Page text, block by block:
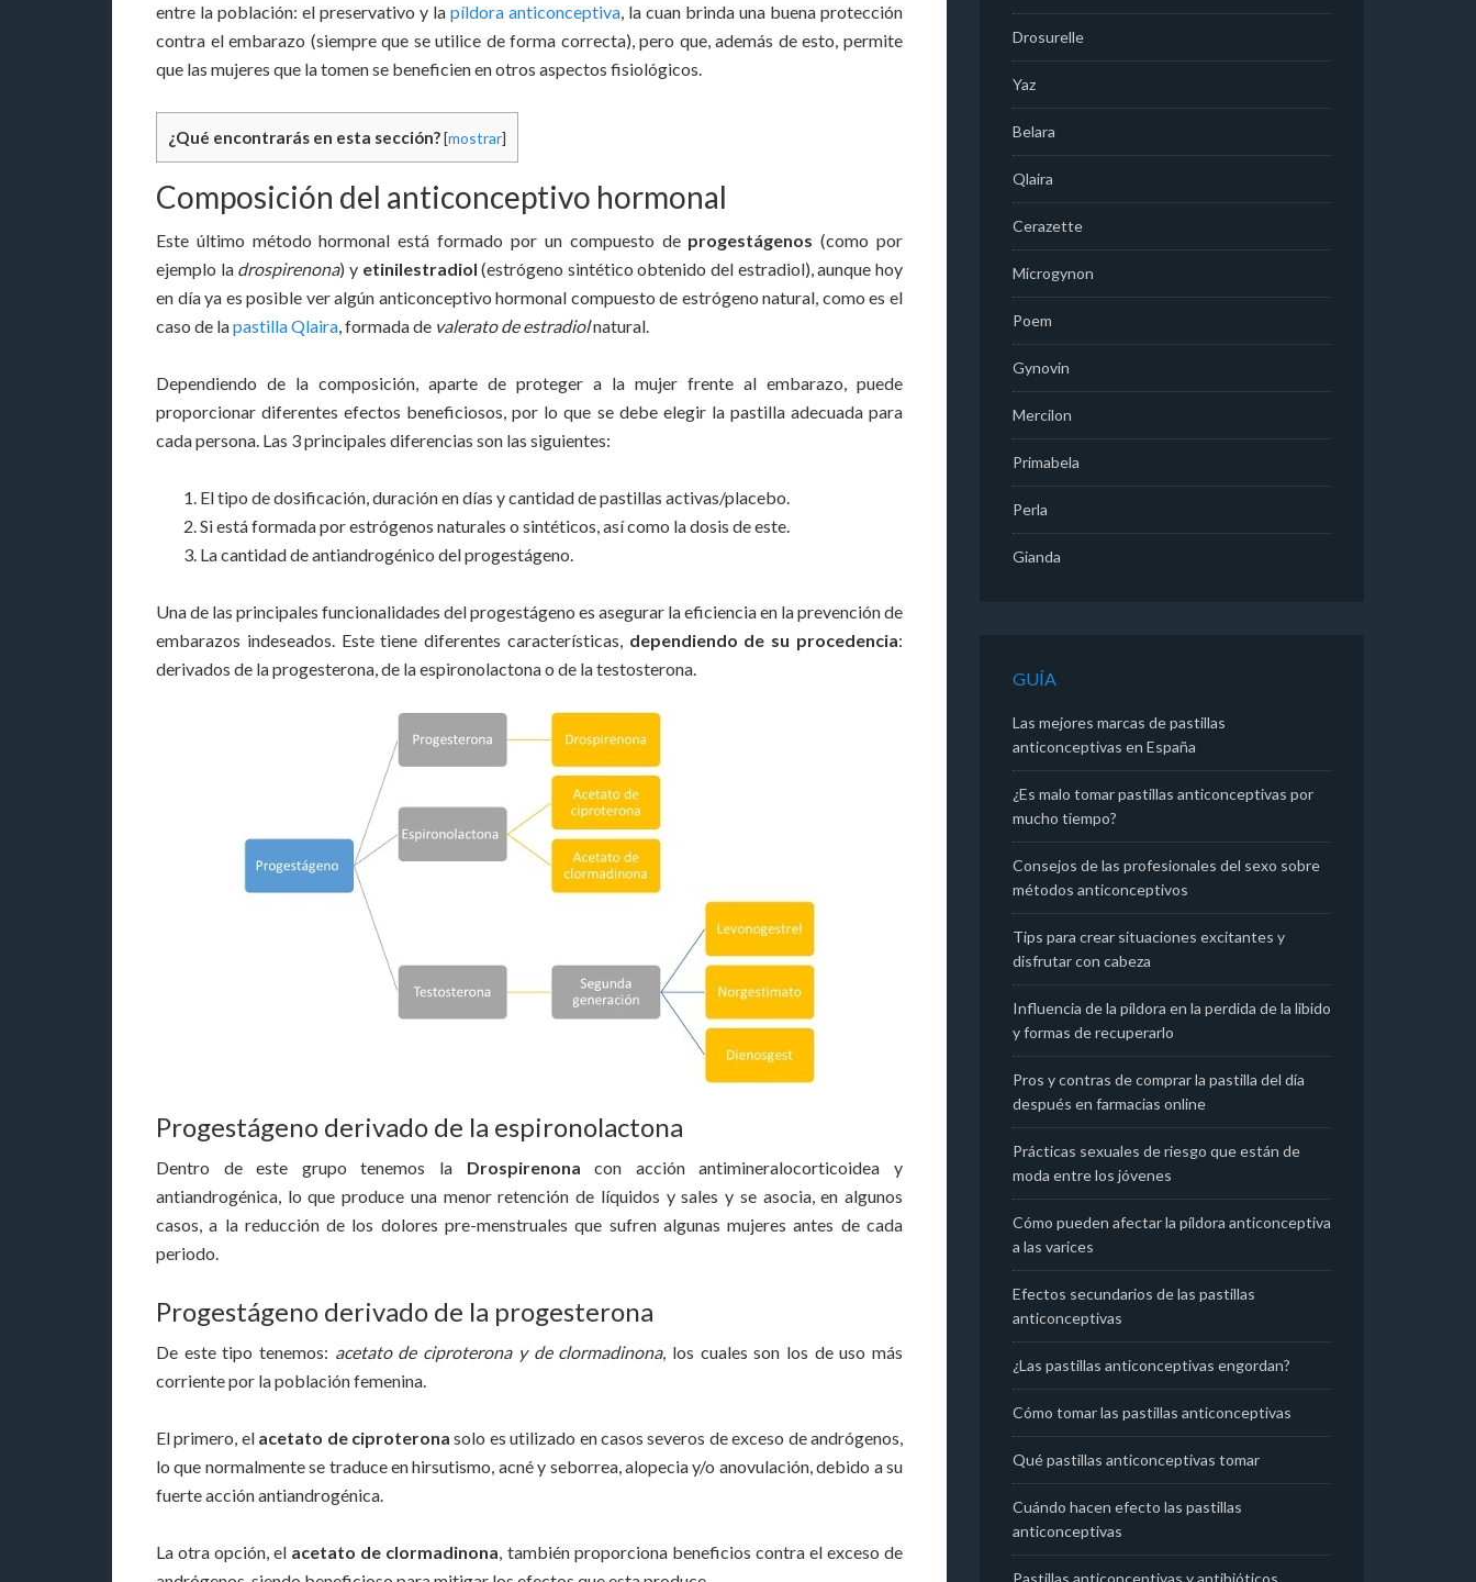
entre la población: el preservativo y la píldora anticonceptiva, la cuan brinda una buena protección
contra el embarazo (siempre que se utilice de forma correcta), pero que, además de esto, permite
que las mujeres que la tomen se beneficien en otros aspectos fisiológicos.
¿Qué encontrarás en esta sección?[mostrar]
Composición del anticonceptivo hormonal
Este último método hormonal está formado por un compuesto de progestágenos (como por
ejemplo la drospirenona) y etinilestradiol (estrógeno sintético obtenido del estradiol), aunque hoy
en día ya es posible ver algún anticonceptivo hormonal compuesto de estrógeno natural, como es el
caso de lapastilla Qlaira, formada de valerato de estradiolnatural.
Dependiendo de la composición, aparte de proteger a la mujer frente al embarazo, puede
proporcionar diferentes efectos beneficiosos, por lo que se debe elegir la pastilla adecuada para
cada persona. Las 3 principales diferencias son las siguientes:
El tipo de dosificación, duración en días y cantidad de pastillas activas/placebo.
Si está formada por estrógenos naturales o sintéticos, así como la dosis de este.
La cantidad de antiandrogénico del progestágeno.
Una de las principales funcionalidades del progestágeno es asegurar la eficiencia en la prevención de
embarazos indeseados. Este tiene diferentes características,dependiendo de su procedencia:
derivados de la progesterona, de la espironolactona o de la testosterona.
Progestágeno derivado de la espironolactona
Dentro de este grupo tenemos la Drospirenona con acción antimineralocorticoidea y
antiandrogénica, lo que produce una menor retención de líquidos y sales y se asocia, en algunos
casos, a la reducción de los dolores pre-menstruales que sufren algunas mujeres antes de cada
periodo.
Progestágeno derivado de la progesterona
De este tipo tenemos: acetato de ciproterona y de clormadinona, los cuales son los de uso más
corriente por la población femenina.
El primero, el acetato de ciproterona solo es utilizado en casos severos de exceso de andrógenos,
lo que normalmente se traduce en hirsutismo, acné y seborrea, alopecia y/o anovulación, debido a su
fuerte acción antiandrogénica.
La otra opción, el acetato de clormadinona, también proporciona beneficios contra el exceso de
Drosurelle
Yaz
Belara
Qlaira
Cerazette
Microgynon
Poem
Gynovin
Mercilon
Primabela
Perla
Gianda
GUÍA
Las mejores marcas de pastillas
anticonceptivas en España​
¿Es malo tomar pastillas anticonceptivas por
mucho tiempo?
Consejos de las profesionales del sexo sobre
métodos anticonceptivos
Tips para crear situaciones excitantes y
disfrutar con cabeza
Influencia de la píldora en la perdida de la libido
y formas de recuperarlo
Pros y contras de comprar la pastilla del día
después en farmacias online
Prácticas sexuales de riesgo que están de
moda entre los jóvenes
Cómo pueden afectar la píldora anticonceptiva
a las varices
Efectos secundarios de las pastillas
anticonceptivas
¿Las pastillas anticonceptivas engordan?
Cómo tomar las pastillas anticonceptivas
Qué pastillas anticonceptivas tomar
Cuándo hacen efecto las pastillas
anticonceptivas
Pastillas anticonceptivas y antibióticos